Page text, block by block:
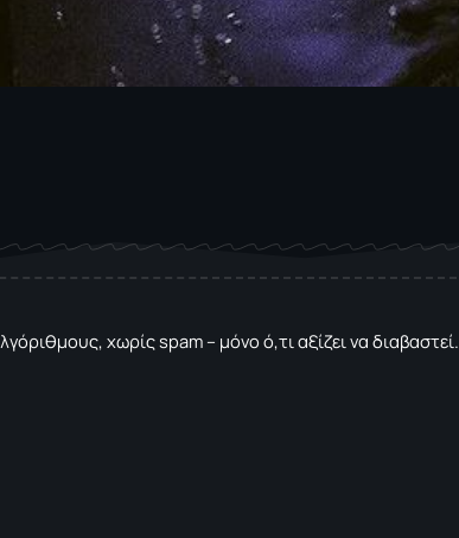
χωρίς spam – μόνο ό,τι αξίζει να διαβαστεί.